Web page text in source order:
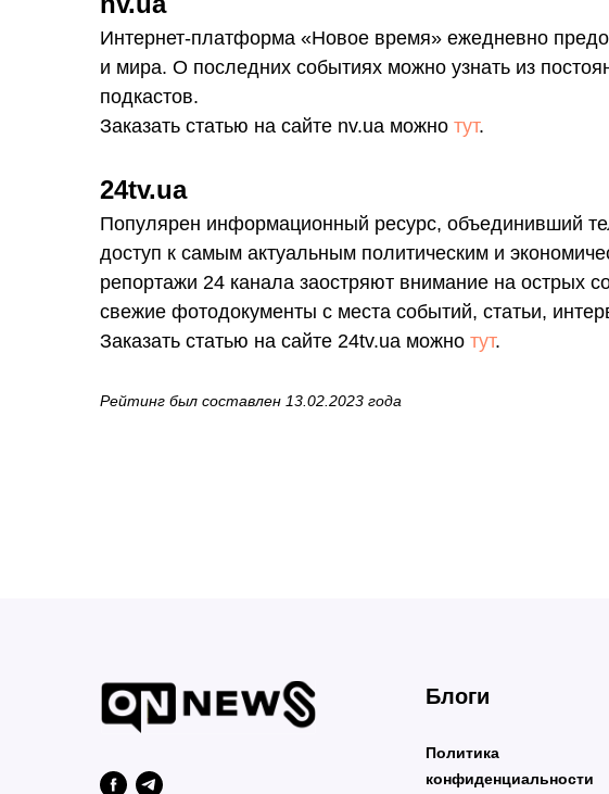
Интернет-платформа «Новое время» ежедневно
и мира. О последних событиях можно узнать из
подкастов.
Заказать статью на сайте nv.ua можно тут.
24tv.ua
Популярен информационный ресурс, объединивший
доступ к самым актуальным политическим и
репортажи 24 канала заостряют внимание на острых
свежие фотодокументы с места событий, статьи,
Заказать статью на сайте 24tv.ua можно тут.
Рейтинг был составлен 13.02.2023 года
Блоги
Политика
конфиденциальности